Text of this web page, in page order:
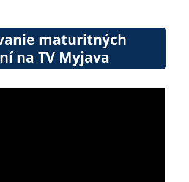
maturitných
na TV Myjava